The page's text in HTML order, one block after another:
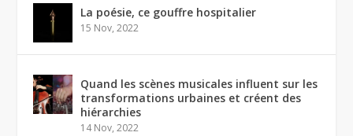
La poésie, ce gouffre hospitalier
15 Nov, 2022
Quand les scènes musicales influent sur les
transformations urbaines et créent des
hiérarchies
14 Nov, 2022